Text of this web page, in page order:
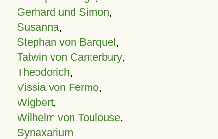
Gerhard und Simon,
Susanna,
Stephan von Barquel,
Tatwin von Canterbury,
Theodorich,
Vissia von Fermo,
Wigbert,
Wilhelm von Toulouse,
Synaxarium